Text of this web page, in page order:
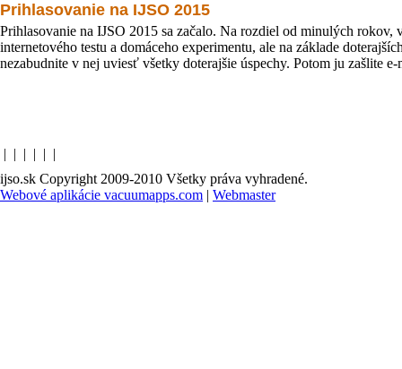
Prihlasovanie na IJSO 2015
Prihlasovanie na IJSO 2015 sa začalo. Na rozdiel od minulých
internetového testu a domáceho experimentu, ale na základe
nezabudnite v nej uviesť všetky doterajšie úspechy. Potom ju zašlite
| | | | | |
ijso.sk Copyright 2009-2010 Všetky práva vyhradené.
Webové aplikácie vacuumapps.com | Webmaster